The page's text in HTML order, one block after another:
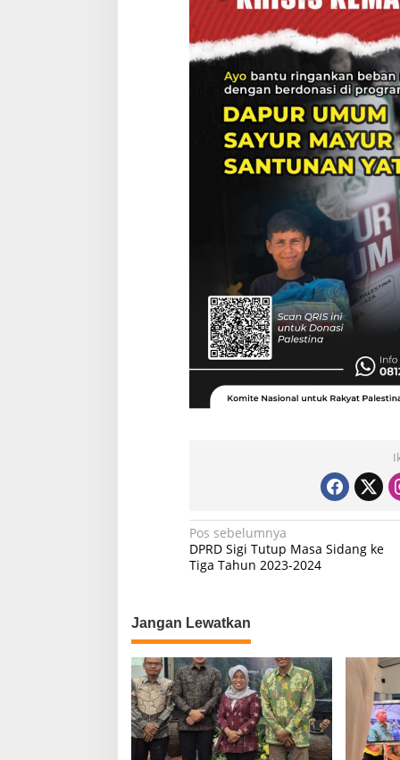
N
a
i
g
a
s
i
p
Pos sebelumnya
DPRD Sigi Tutup Masa Sidang ke
Tiga Tahun 2023-2024
Jangan Lewatkan